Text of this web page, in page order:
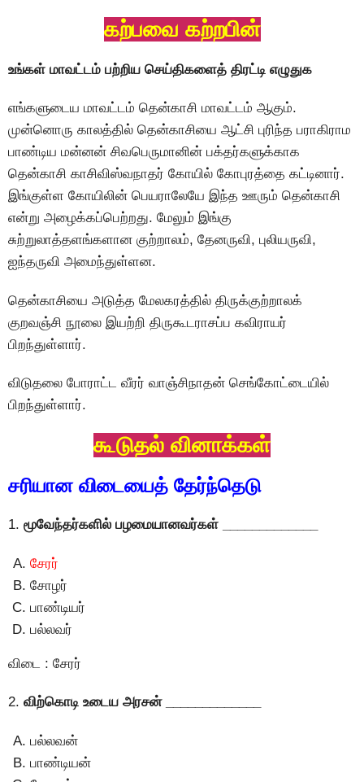
கற்பவை கற்றபின்
உங்கள் மாவட்டம் பற்றிய செய்திகளைத் திரட்டி எழுதுக
எங்களுடைய மாவட்டம் தென்காசி மாவட்டம் ஆகும்.
முன்னொரு காலத்தில் தென்காசியை ஆட்சி புரிந்த பராகிராம
பாண்டிய மன்னன் சிவபெருமானின் பக்தர்களுக்காக
தென்காசி காசிவிஸ்வநாதர் கோயில் கோபுரத்தை கட்டினார்.
இங்குள்ள கோயிலின் பெயராலேயே இந்த ஊரும் தென்காசி
என்று அழைக்கப்பெற்றது. மேலும் இங்கு
சுற்றுலாத்தளங்களான குற்றாலம், தேனருவி, புலியருவி,
ஐந்தருவி அமைந்துள்ளன.
தென்காசியை அடுத்த மேலகரத்தில் திருக்குற்றாலக்
குறவஞ்சி நூலை இயற்றி திருகூடராசப்ப கவிராயர்
பிறந்துள்ளார்.
விடுதலை போராட்ட வீரர் வாஞ்சிநாதன் செங்கோட்டையில்
பிறந்துள்ளார்.
கூடுதல் வினாக்கள்
சரியான விடையைத் தேர்ந்தெடு
1. மூவேந்தர்களில் பழமையானவர்கள் _____________
சேரர்
சோழர்
பாண்டியர்
பல்லவர்
விடை : சேரர்
2. விற்கொடி உடைய அரசன் _____________
பல்லவன்
பாண்டியன்